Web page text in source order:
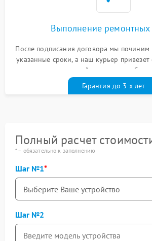
Выполнение ремонтных
После подписания договора мы починим
указанные сроки, а наш курьер привезет
гарантийным талоном
Гарантия до 3-х лет
Полный расчет
* – обязательно к заполнению
Шаг №1
Шаг №2